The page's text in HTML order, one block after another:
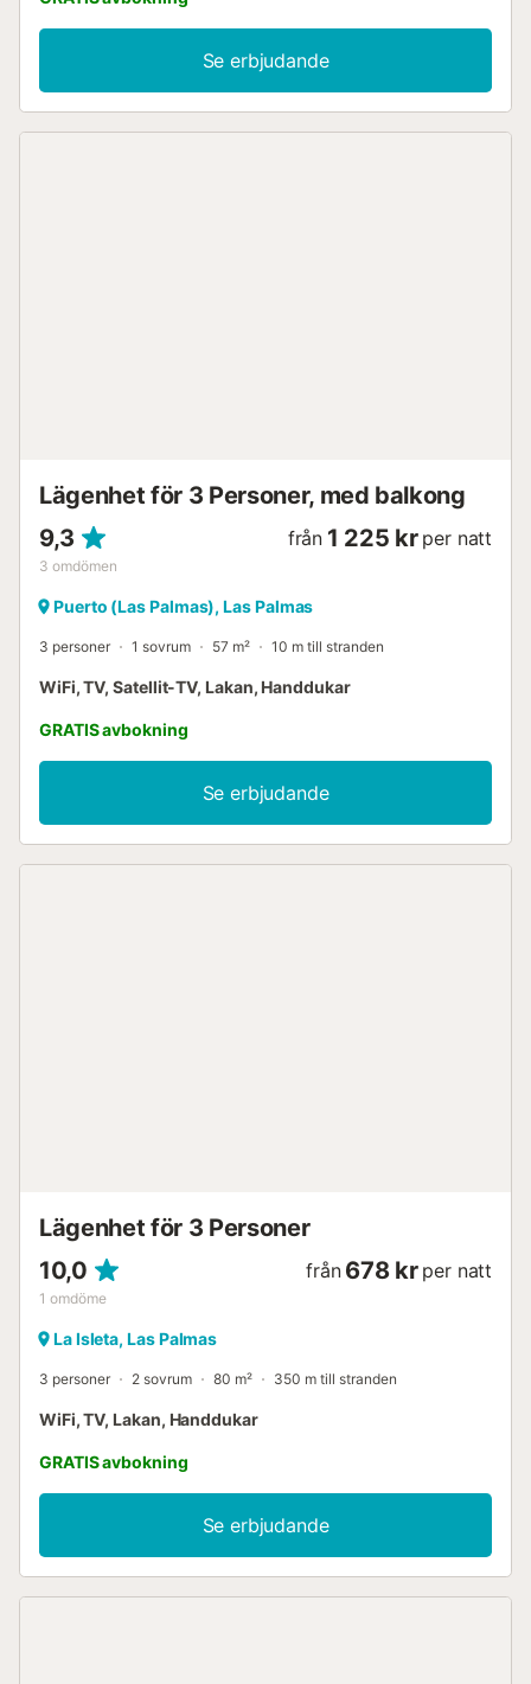
Se erbjudande
Lägenhet för 3 Personer, med balkong
9,3
3 omdömen
från 1 225 kr per natt
Puerto (Las Palmas), Las Palmas
3 personer 1 sovrum 57 m² 10 m till stranden
WiFi, TV, Satellit-TV, Lakan, Handdukar
GRATIS avbokning
Se erbjudande
Lägenhet för 3 Personer
10,0
1 omdöme
från 678 kr per natt
La Isleta, Las Palmas
3 personer 2 sovrum 80 m² 350 m till stranden
WiFi, TV, Lakan, Handdukar
GRATIS avbokning
Se erbjudande